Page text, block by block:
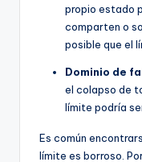
propio estado
comparten o
posible que el
Dominio de
el colapso de
límite podría
Es común
límite es borroso.